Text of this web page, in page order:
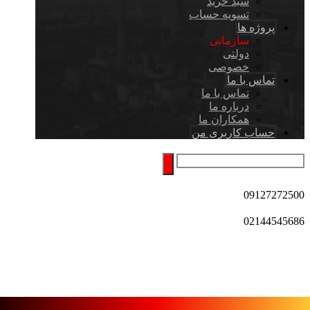
تسویه حساب
پروژه ها
سازمانی
دولتی
خصوصی
تماس با ما
تماس با ما
درباره ما
همکاران ما
حساب کاربری من
09127272500
02144545686